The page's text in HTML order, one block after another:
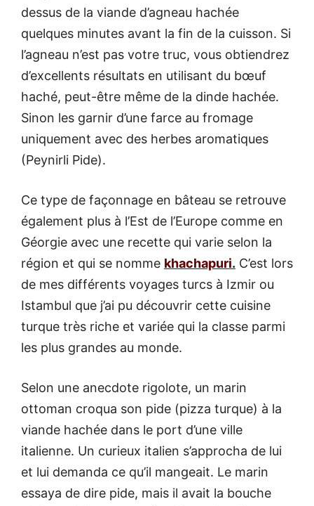
dessus de la viande d’agneau hachée
quelques minutes avant la fin de la cuisson. Si
l’agneau n’est pas votre truc, vous obtiendrez
d’excellents résultats en utilisant du bœuf
haché, peut-être même de la dinde hachée.
Sinon les garnir d’une farce au fromage
uniquement avec des herbes aromatiques
(Peynirli Pide).
Ce type de façonnage en bâteau se retrouve
également plus à l’Est de l’Europe comme en
Géorgie avec une recette qui varie selon la
région et qui se nomme khachapuri. C’est lors
de mes différents voyages turcs à Izmir ou
Istambul que j’ai pu découvrir cette cuisine
turque très riche et variée qui la classe parmi
les plus grandes au monde.
Selon une anecdote rigolote, un marin
ottoman croqua son pide (pizza turque) à la
viande hachée dans le port d’une ville
italienne. Un curieux italien s’approcha de lui
et lui demanda ce qu’il mangeait. Le marin
essaya de dire pide, mais il avait la bouche